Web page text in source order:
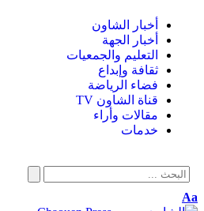
أخبار الشاون
أخبار الجهة
التعليم والجمعيات
ثقافة وإبداع
فضاء الرياضة
قناة الشاون TV
مقالات وأراء
خدمات
Aa